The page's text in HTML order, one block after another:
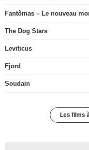
Fantômas – Le nouveau
The Dog Stars
Leviticus
Fjord
Soudain
Les films